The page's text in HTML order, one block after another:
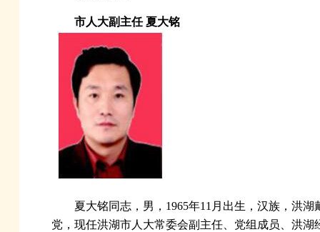
市人大副主任 夏大铭
夏大铭同志，男，1965年11月出生，汉族，洪
党，现任洪湖市人大常委会副主任、党组成员、洪